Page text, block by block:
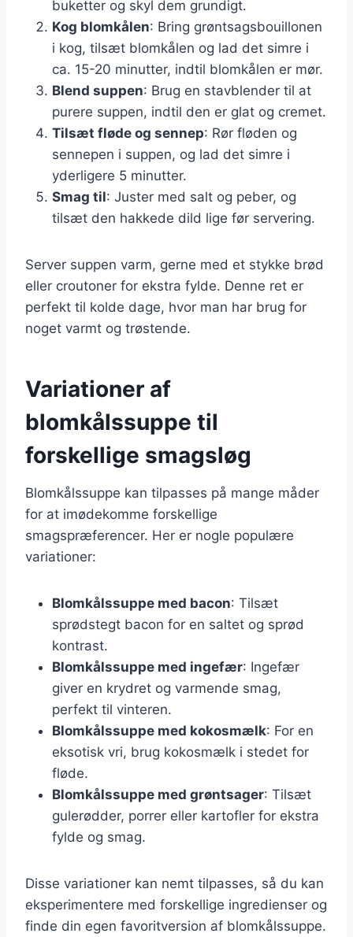
buketter og skyl dem grundigt.
Kog blomkålen: Bring grøntsagsbouillonen
i kog, tilsæt blomkålen og lad det simre i
ca. 15-20 minutter, indtil blomkålen er mør.
Blend suppen: Brug en stavblender til at
purere suppen, indtil den er glat og cremet.
Tilsæt fløde og sennep: Rør fløden og
sennepen i suppen, og lad det simre i
yderligere 5 minutter.
Smag til: Juster med salt og peber, og
tilsæt den hakkede dild lige før servering.
Server suppen varm, gerne med et stykke brød
eller croutoner for ekstra fylde. Denne ret er
perfekt til kolde dage, hvor man har brug for
noget varmt og trøstende.
Variationer af
blomkålssuppe til
forskellige smagsløg
Blomkålssuppe kan tilpasses på mange måder
for at imødekomme forskellige
smagspræferencer. Her er nogle populære
variationer:
Blomkålssuppe med bacon: Tilsæt
sprødstegt bacon for en saltet og sprød
kontrast.
Blomkålssuppe med ingefær: Ingefær
giver en krydret og varmende smag,
perfekt til vinteren.
Blomkålssuppe med kokosmælk: For en
eksotisk vri, brug kokosmælk i stedet for
fløde.
Blomkålssuppe med grøntsager: Tilsæt
gulerødder, porrer eller kartofler for ekstra
fylde og smag.
Disse variationer kan nemt tilpasses, så du kan
eksperimentere med forskellige ingredienser og
finde din egen favoritversion af blomkålssuppe.